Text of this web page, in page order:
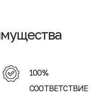
100%
СООТВЕТСТВИЕ